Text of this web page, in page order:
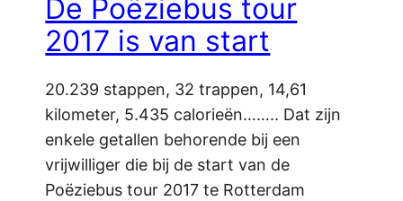
De Poëziebus tour
2017 is van start
20.239 stappen, 32 trappen, 14,61
kilometer, 5.435 calorieën…….. Dat zijn
enkele getallen behorende bij een
vrijwilliger die bij de start van de
Poëziebus tour 2017 te Rotterdam